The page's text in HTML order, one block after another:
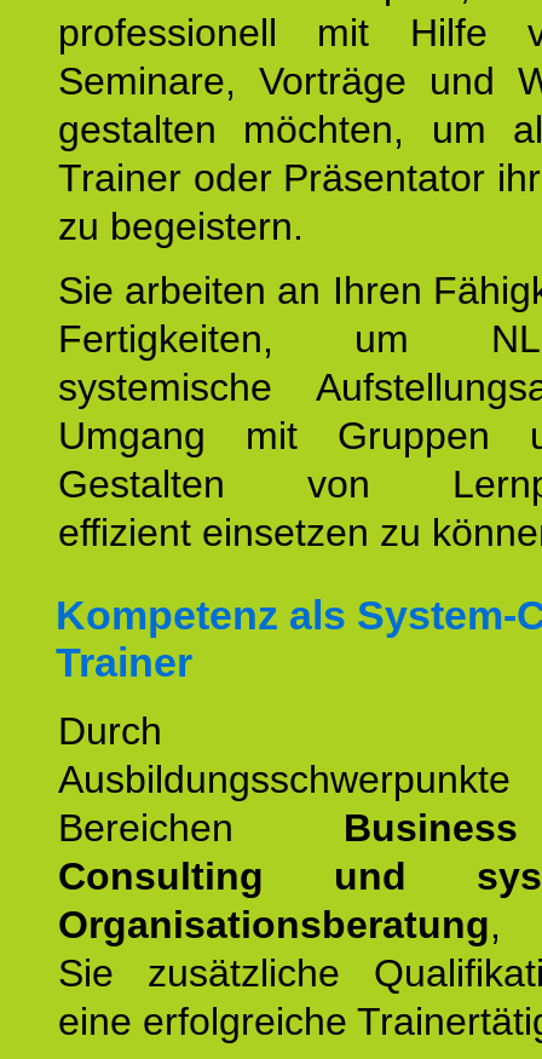
professionell mit Hilfe
Seminare, Vorträge und
gestalten möchten, um
Trainer oder Präsentator
zu begeistern.
Sie arbeiten an Ihren
Fertigkeiten, um
systemische
Umgang mit Gruppen
Gestalten von
effizient einsetzen zu
Kompetenz als System-
Trainer
Durch
Bereichen
Consulting und
Organisationsberatung,
Sie zusätzliche
eine erfolgreiche